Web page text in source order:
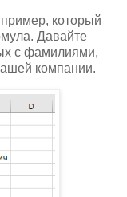
который
Давайте
с фамилиями,
компании.